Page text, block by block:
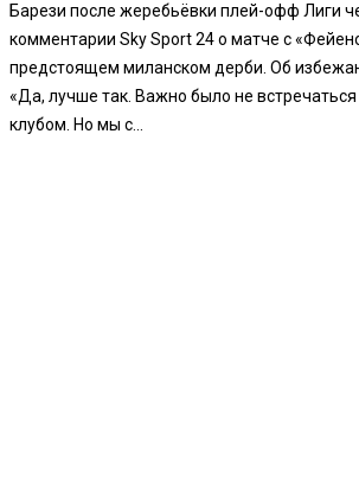
Барези после жеребьёвки плей-офф Лиги
комментарии Sky Sport 24 о матче с
предстоящем миланском дерби. Об
«Да, лучше так. Важно было не встречаться
клубом. Но мы с...